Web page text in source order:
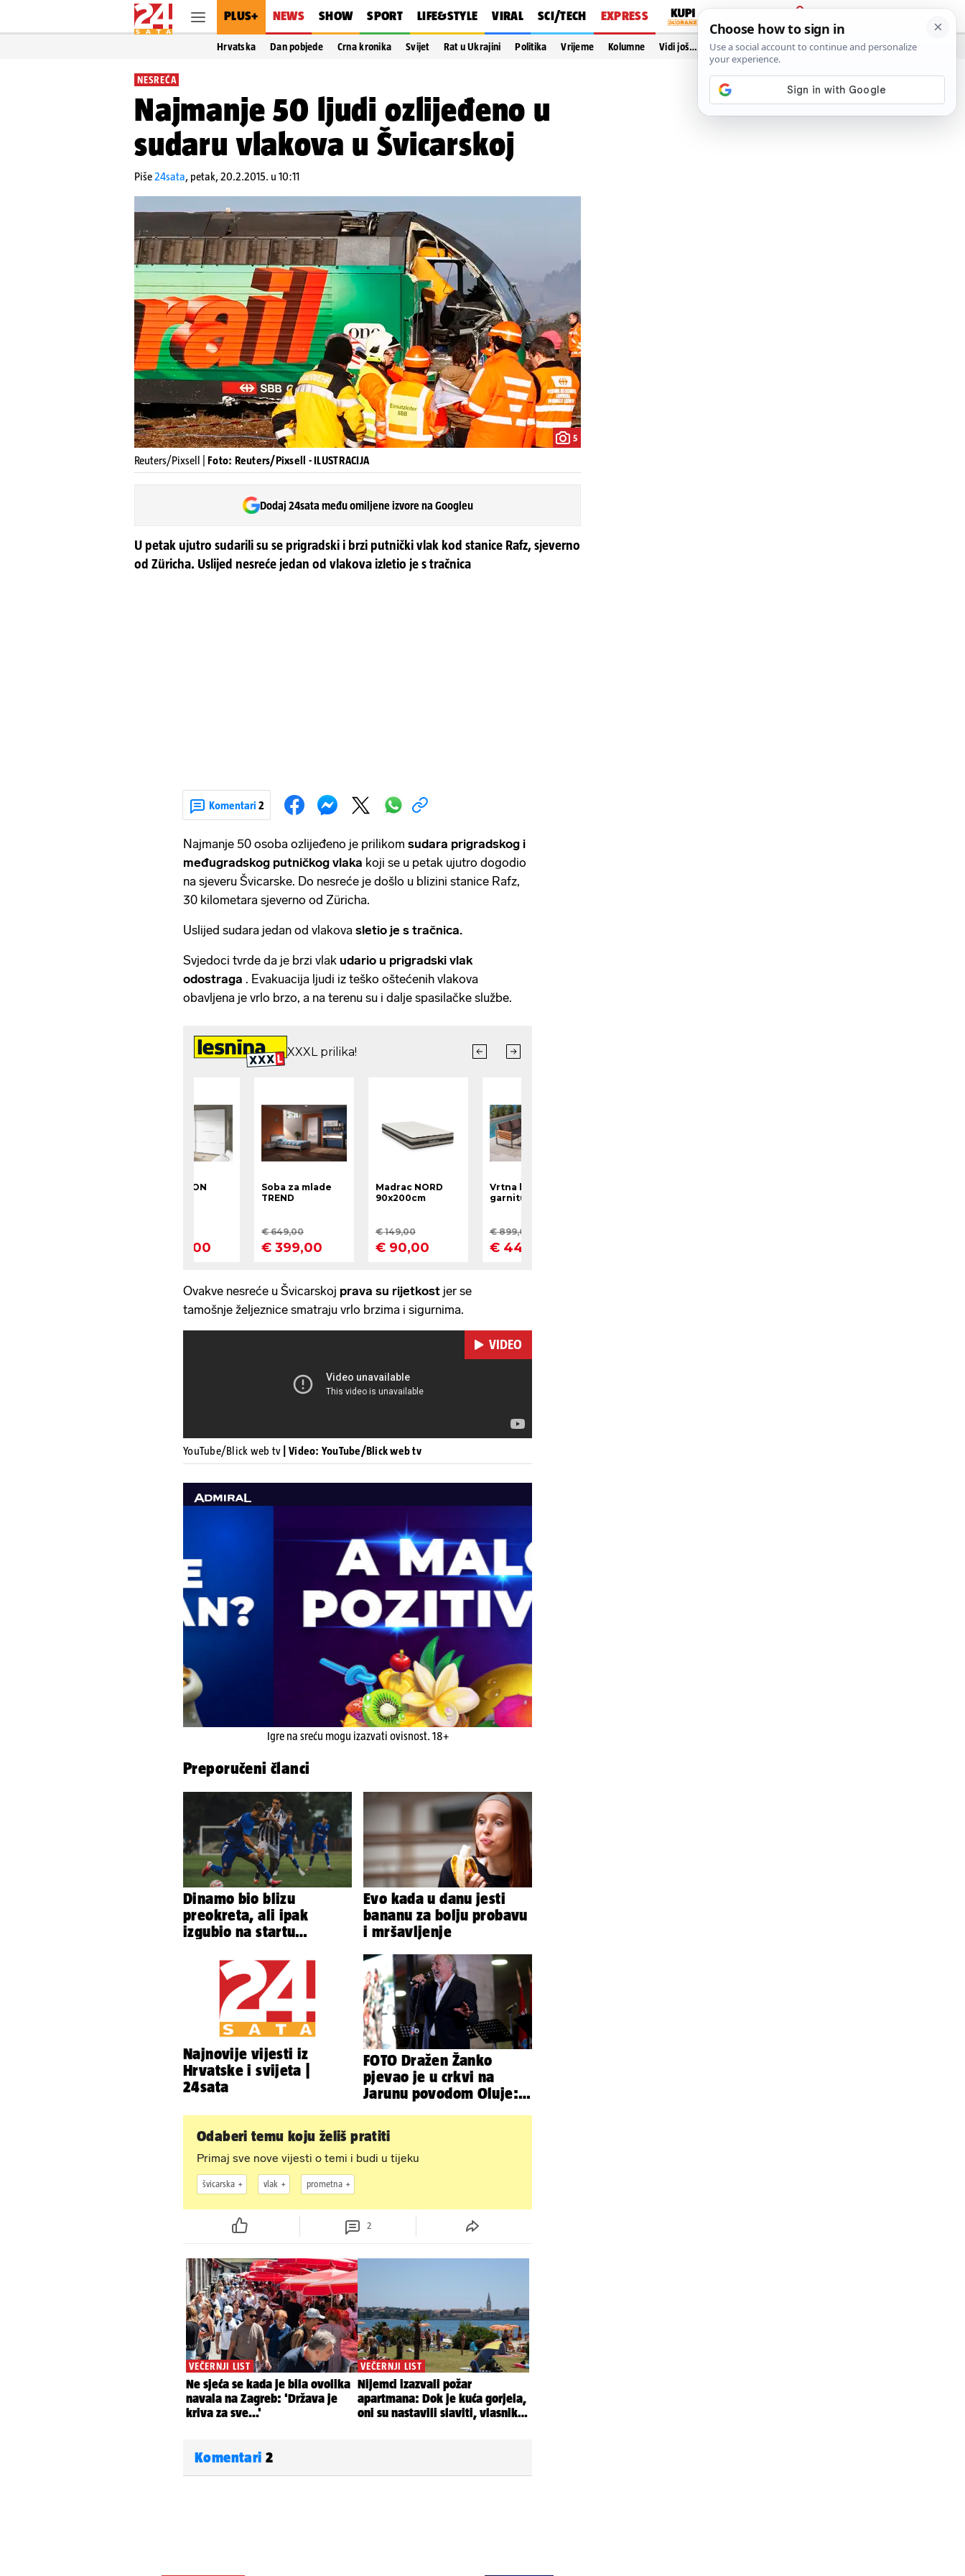
PLUS+ NEWS SHOW SPORT LIFE&STYLE VIRAL SCI/TECH EXPRESS
PRIJAVA
Hrvatska Dan pobjede Crna kronika Svijet Rat u Ukrajini Politika Vrijeme Kolumne Vidi još…
NESREĆA
Najmanje 50 ljudi ozlijeđeno u
sudaru vlakova u Švicarskoj
Piše24sata, petak, 20.2.2015. u 10:11
5
Reuters/Pixsell | Foto: Reuters/Pixsell - ILUSTRACIJA
Dodaj 24sata među omiljene izvore na Googleu
U petak ujutro sudarili su se prigradski i brzi putnički vlak kod stanice Rafz, sjeverno
od Züricha. Uslijed nesreće jedan od vlakova izletio je s tračnica
Komentari 2
Najmanje 50 osoba ozlijeđeno je prilikom sudara prigradskog i
međugradskog putničkog vlaka koji se u petak ujutro dogodio
na sjeveru Švicarske. Do nesreće je došlo u blizini stanice Rafz,
30 kilometara sjeverno od Züricha.
Uslijed sudara jedan od vlakova sletio je s tračnica.
Svjedoci tvrde da je brzi vlak udario u prigradski vlak
odostraga . Evakuacija ljudi iz teško oštećenih vlakova
obavljena je vrlo brzo, a na terenu su i dalje spasilačke službe.
Ovakve nesreće u Švicarskoj prava su rijetkost jer se
tamošnje željeznice smatraju vrlo brzima i sigurnima.
VIDEO
YouTube/Blick web tv | Video: YouTube/Blick web tv
Igre na sreću mogu izazvati ovisnost. 18+
Preporučeni članci
Dinamo bio blizu
preokreta, ali ipak
izgubio na startu
Evo kada u danu jesti
bananu za bolju probavu
i mršavljenje
Najnovije vijesti iz
Hrvatske i svijeta |
24sata
FOTO Dražen Žanko
pjevao je u crkvi na
Jarunu povodom Oluje:
nastup
Odaberi temu koju želiš pratiti
Primaj sve nove vijesti o temi i budi u tijeku
švicarska vlak prometna
2
Komentari 2